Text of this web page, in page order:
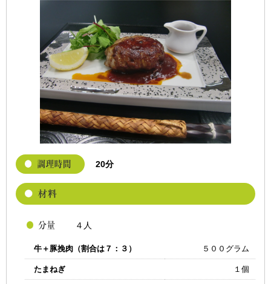
20分
４人
牛＋豚挽肉（割合は７：３） ５００グラム
たまねぎ １個